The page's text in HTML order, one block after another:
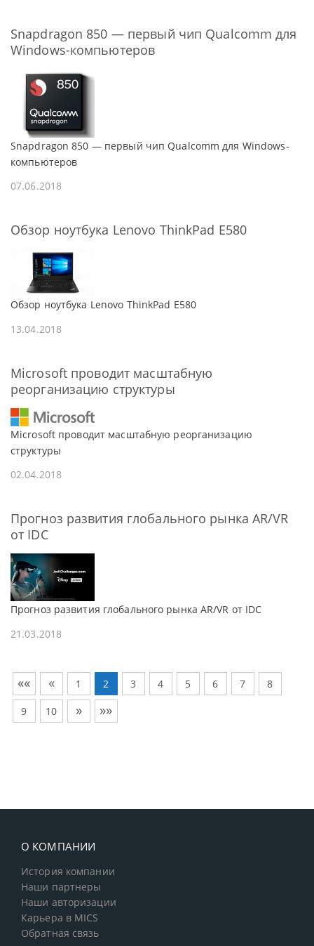
Snapdragon 850 — первый чип Qualcomm для
Windows-компьютеров
Snapdragon 850 — первый чип Qualcomm для Windows-
компьютеров
07.06.2018
Обзор ноутбука Lenovo ThinkPad E580
Обзор ноутбука Lenovo ThinkPad E580
13.04.2018
Microsoft проводит масштабную
реорганизацию структуры
Microsoft проводит масштабную реорганизацию
структуры
02.04.2018
Прогноз развития глобального рынка AR/VR
от IDC
Прогноз развития глобального рынка AR/VR от IDC
21.03.2018
«« « 1 2 3 4 5 6 7 8
9 10 » »»
О КОМПАНИИ
История компании
Наши партнеры
Наши авторизации
Карьера в MICS
Обратная связь